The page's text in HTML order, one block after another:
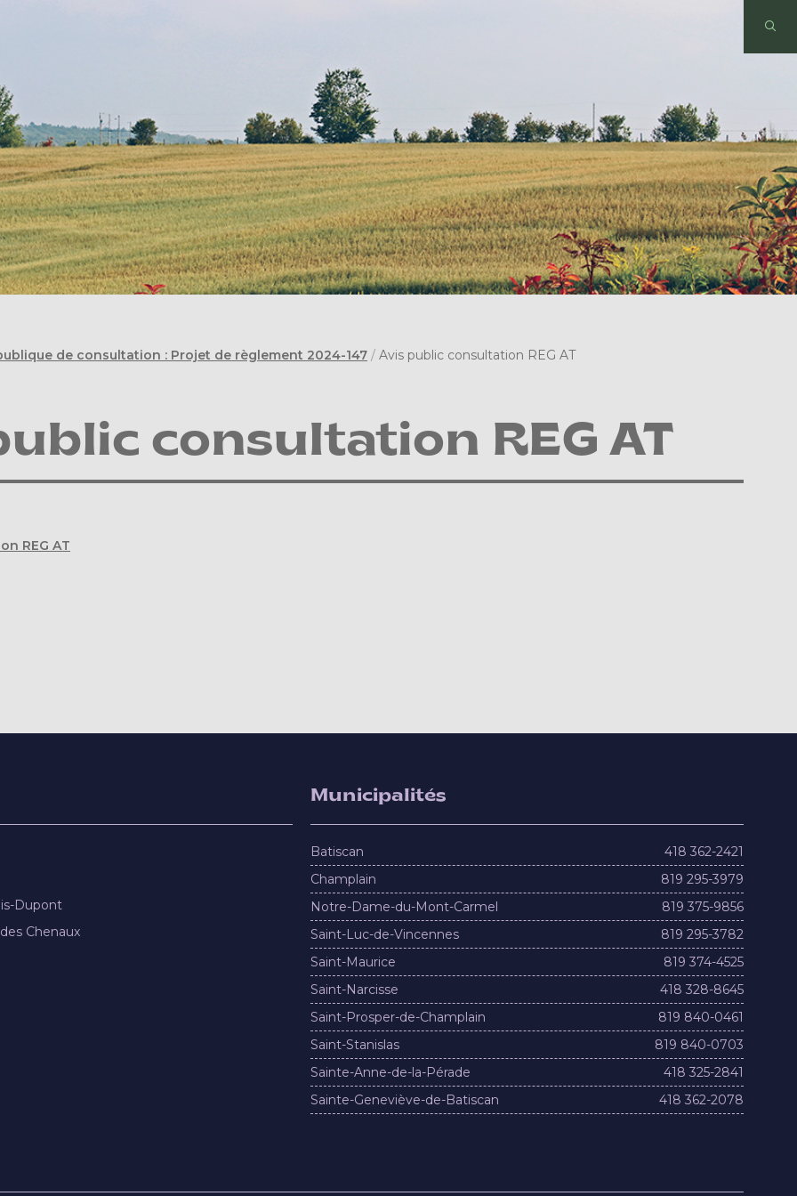
de consultation : Projet de règlement 2024-147 / Avis public consultation REG AT
consultation REG AT
REG AT
Dupont
Chenaux
Municipalités
Batiscan
418 362-2421
Champlain
819 295-3979
Notre-Dame-du-Mont-Carmel
819 375-9856
Saint-Luc-de-Vincennes
819 295-3782
Saint-Maurice
819 374-4525
Saint-Narcisse
418 328-8645
Saint-Prosper-de-Champlain
819 840-0461
Saint-Stanislas
819 840-0703
Sainte-Anne-de-la-Pérade
418 325-2841
Sainte-Geneviève-de-Batiscan
418 362-2078